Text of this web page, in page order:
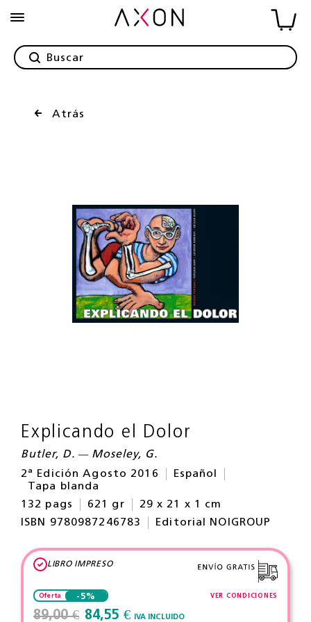
Atrás
Explicando el Dolor
Butler, D. — Moseley, G.
2ª Edición Agosto 2016
Español
Tapa blanda
132 pags
621 gr
29 x 21 x 1 cm
ISBN 9780987246783
Editorial NOIGROUP
LIBRO IMPRESO
VER CONDICIONES
Oferta -5%
89,00 € 84,55 € IVA INCLUIDO